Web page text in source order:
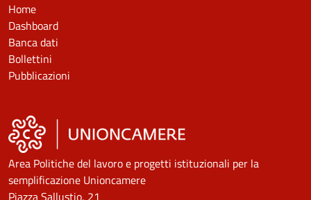
Home
Dashboard
Banca dati
Bollettini
Pubblicazioni
Area Politiche del lavoro e progetti istituzionali per la
semplificazione Unioncamere